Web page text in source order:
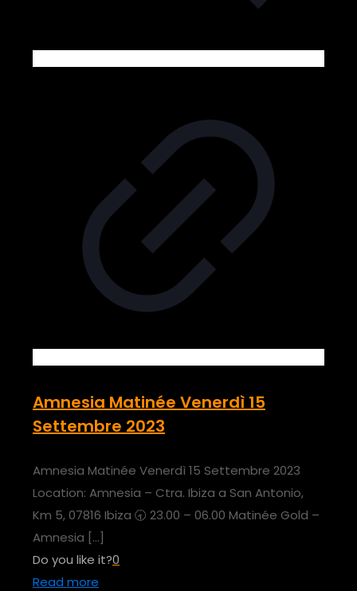
Amnesia Matinée Venerdì 15
Settembre 2023
Amnesia Matinée Venerdì 15 Settembre 2023
Location: Amnesia – Ctra. Ibiza a San Antonio,
Km 5, 07816 Ibiza 🕣 23.00 – 06.00 Matinée Gold –
Amnesia […]
Do you like it?0
Read more